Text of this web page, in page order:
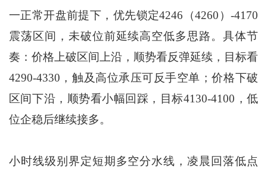
一正常开盘前提下，优先锁定4246（4260）-4170
震荡区间，未破位前延续高空低多思路。具体节
奏：价格上破区间上沿，顺势看反弹延续，目标看
4290-4330，触及高位承压可反手空单；价格下破
区间下沿，顺势看小幅回踩，目标4130-4100，低
位企稳后继续接多。
小时线级别界定短期多空分水线，凌晨回落低点